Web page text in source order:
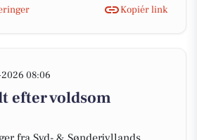
Kopiér link
08:06
efter voldsom